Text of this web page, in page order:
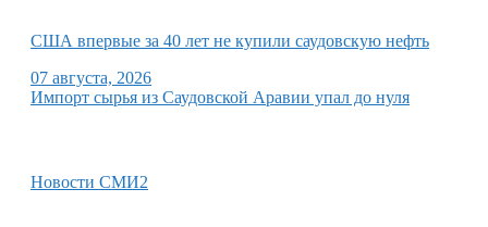
США впервые за 40 лет не купили саудовскую нефть
07 августа, 2026
Импорт сырья из Саудовской Аравии упал до нуля
Новости СМИ2